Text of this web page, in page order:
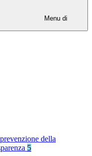
Menu di
della
5